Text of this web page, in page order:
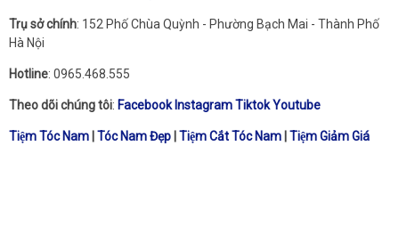
Trụ sở chính: 152 Phố Chùa Quỳnh - Phường Bạch Mai - Thành Phố
Hà Nội
Hotline: 0965.468.555
Theo dõi chúng tôi: Facebook InstagramTiktokYoutube
Tiệm Tóc Nam Tóc Nam Đẹp Tiệm Cắt Tóc Nam Tiệm Giảm Giá